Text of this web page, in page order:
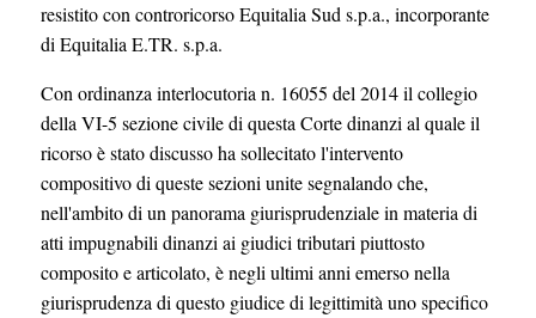
resistito con controricorso Equitalia Sud s.p.a., incorporante
di Equitalia E.TR. s.p.a.
Con ordinanza interlocutoria n. 16055 del 2014 il collegio
della VI-5 sezione civile di questa Corte dinanzi al quale il
ricorso è stato discusso ha sollecitato l'intervento
compositivo di queste sezioni unite segnalando che,
nell'ambito di un panorama giurisprudenziale in materia di
atti impugnabili dinanzi ai giudici tributari piuttosto
composito e articolato, è negli ultimi anni emerso nella
giurisprudenza di questo giudice di legittimità uno specifico